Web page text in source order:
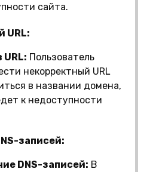
сайта.
URL:
Пользователь
некорректный URL
в названии домена,
к недоступности
записей:
DNS-записей: В